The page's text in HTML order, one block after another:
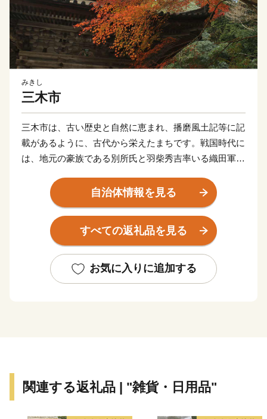
みきし
三木市
三木市は、古い歴史と自然に恵まれ、播磨風土記等に記
載があるように、古代から栄えたまちです。戦国時代に
は、地元の豪族である別所氏と羽柴秀吉率いる織田軍に
が、秀吉の復興政策により今日の金物産業の発展の基礎
が作られました。
神戸市の北西隣にあり、中国道・山陽道の3つのICがあ
る交通の要衝です。
★ABCテレビのニュース情報番組「キャスト」で「吉
川運輸(有) 」の“よかわ錦うなぎ” が紹介されました！
自治体情報を見る
すべての返礼品を見る
お気に入りに追加する
関連する返礼品 | "雑貨・日用品"